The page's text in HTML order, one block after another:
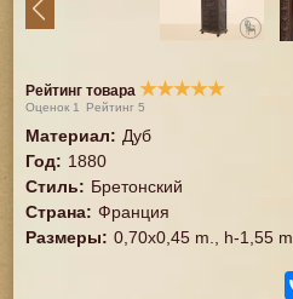
Рейтинг товара ★★★★★
Оценок 1 Рейтинг5
Материал: Дуб
Год: 1880
Стиль: Бретонский
Страна: Франция
Размеры: 0,70x0,45 m., h-1,55 m.